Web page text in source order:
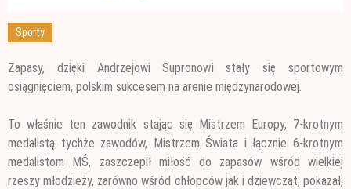
Sporty
Zapasy, dzięki Andrzejowi Supronowi stały się sportowym
osiągnięciem, polskim sukcesem na arenie międzynarodowej.
To właśnie ten zawodnik stając się Mistrzem Europy, 7-krotnym
medalistą tychże zawodów, Mistrzem Świata i łącznie 6-krotnym
medalistom MŚ, zaszczepił miłość do zapasów wśród wielkiej
rzeszy młodzieży, zarówno wśród chłopców jak i dziewcząt, pokazał,